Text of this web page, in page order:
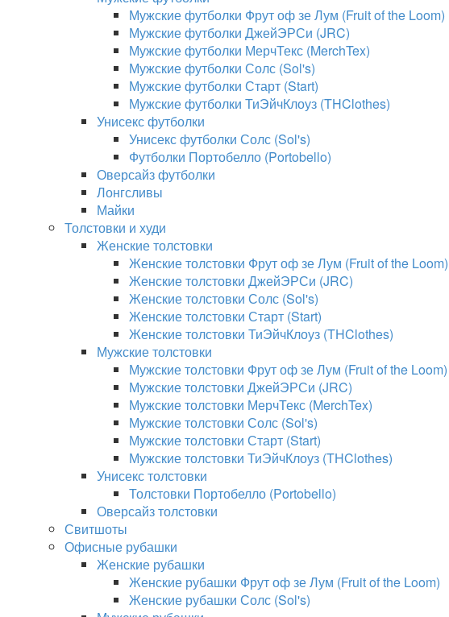
Мужские футболки Фрут оф зе Лум (Fruit of the Loom)
Мужские футболки ДжейЭРСи (JRC)
Мужские футболки МерчТекс (MerchTex)
Мужские футболки Солс (Sol's)
Мужские футболки Старт (Start)
Мужские футболки ТиЭйчКлоуз (THClothes)
Унисекс футболки
Унисекс футболки Солс (Sol's)
Футболки Портобелло (Portobello)
Оверсайз футболки
Лонгсливы
Майки
Толстовки и худи
Женские толстовки
Женские толстовки Фрут оф зе Лум (Fruit of the Loom)
Женские толстовки ДжейЭРСи (JRC)
Женские толстовки Солс (Sol's)
Женские толстовки Старт (Start)
Женские толстовки ТиЭйчКлоуз (THClothes)
Мужские толстовки
Мужские толстовки Фрут оф зе Лум (Fruit of the Loom)
Мужские толстовки ДжейЭРСи (JRC)
Мужские толстовки МерчТекс (MerchTex)
Мужские толстовки Солс (Sol's)
Мужские толстовки Старт (Start)
Мужские толстовки ТиЭйчКлоуз (THClothes)
Унисекс толстовки
Толстовки Портобелло (Portobello)
Оверсайз толстовки
Свитшоты
Офисные рубашки
Женские рубашки
Женские рубашки Фрут оф зе Лум (Fruit of the Loom)
Женские рубашки Солс (Sol's)